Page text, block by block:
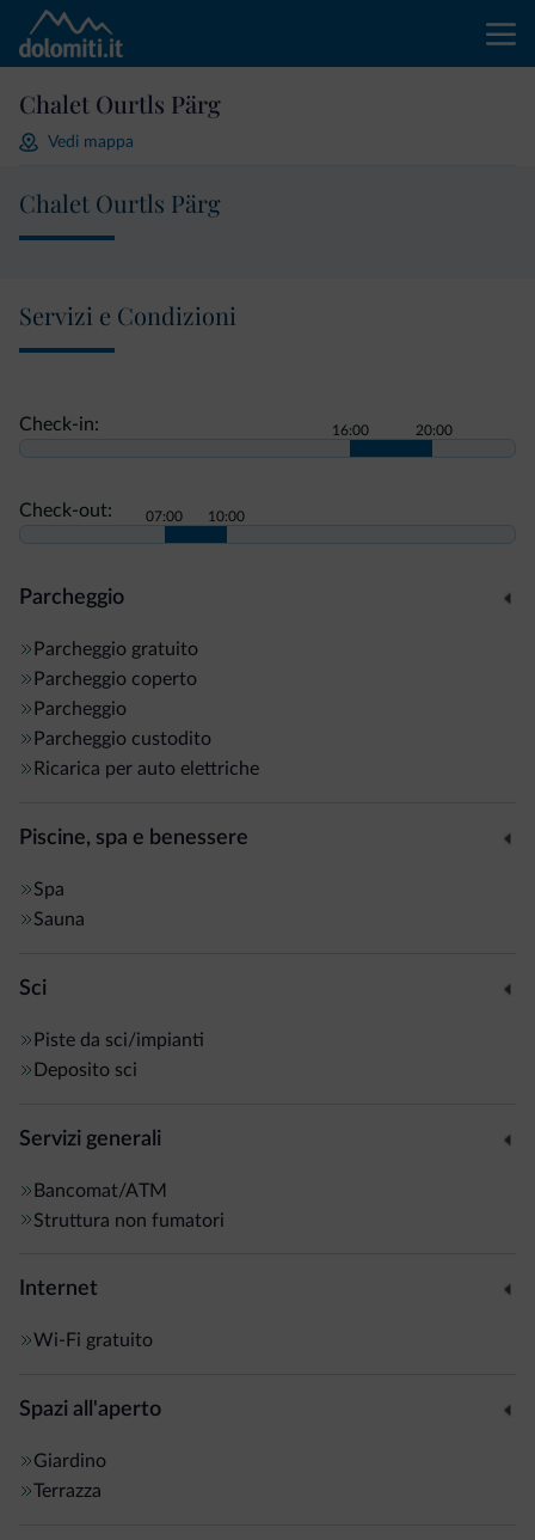
Chalet Ourtls Pärg
Vedi mappa
Chalet Ourtls Pärg
Servizi e Condizioni
Check-in: 16:00 20:00
Check-out: 07:00 10:00
Parcheggio
Parcheggio gratuito
Parcheggio coperto
Parcheggio
Parcheggio custodito
Ricarica per auto elettriche
Piscine, spa e benessere
Spa
Sauna
Sci
Piste da sci/impianti
Deposito sci
Servizi generali
Bancomat/ATM
Struttura non fumatori
Internet
Wi-Fi gratuito
Spazi all'aperto
Giardino
Terrazza